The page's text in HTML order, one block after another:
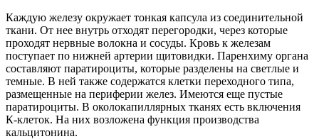
Каждую железу окружает тонкая капсула из соединительной
ткани. От нее внутрь отходят перегородки, через которые
проходят нервные волокна и сосуды. Кровь к железам
поступает по нижней артерии щитовидки. Паренхиму органа
составляют паратироциты, которые разделены на светлые и
темные. В ней также содержатся клетки переходного типа,
размещенные на периферии желез. Имеются еще пустые
паратироциты. В околокапиллярных тканях есть включения
К-клеток. На них возложена функция производства
кальцитонина.